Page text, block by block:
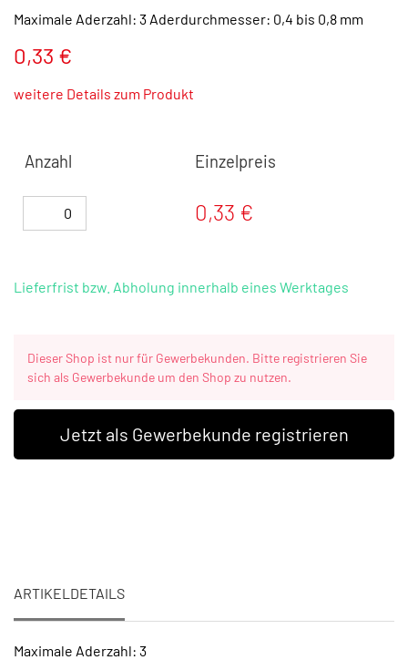
Maximale Aderzahl: 3 Aderdurchmesser: 0,4 bis 0,8 mm
0,33 €
weitere Details zum Produkt
Anzahl Einzelpreis
0,33 €
Lieferfrist bzw. Abholung innerhalb eines Werktages
Dieser Shop ist nur für Gewerbekunden. Bitte registrieren Sie
sich als Gewerbekunde um den Shop zu nutzen.
Jetzt als Gewerbekunde registrieren
ARTIKELDETAILS
Maximale Aderzahl: 3